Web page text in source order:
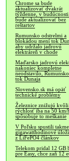
Chrome sa bude
aktualizovať dvakrát
týždenne, v budúcnosti
bude aktualizovať bez
reštartov
Rumunsko odstrelmi a
blokádou mení tok
aby udržalo jadrovú
elektráreň v chode
Maďarsko jadrovú
nakoniec kompletne
neodstavilo,
tok Dunaja
Slovensko.sk má opäť
technické problémy
Železnice znižujú kvôli
rýchlosť iba na 50 km/
spôsobuje to meškanie
V Poľsku spustili
gigawatthodinové
z LiFePO4 článkov
Telekom pridal 12 GB
pre Easy, chce zaň 12